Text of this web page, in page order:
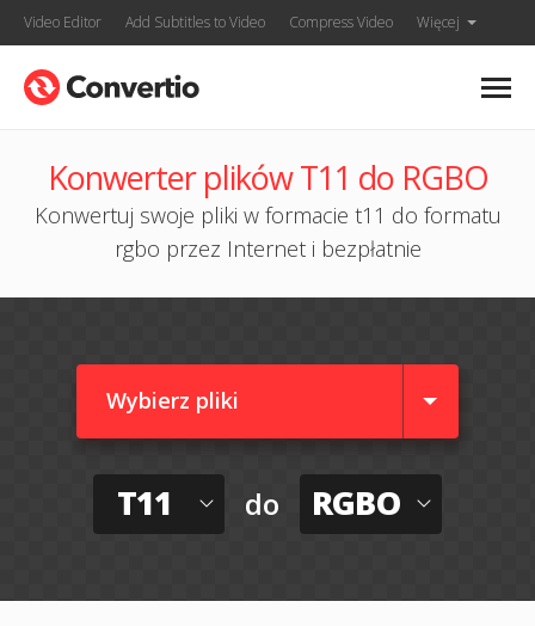
Video Editor Add Subtitles to Video Compress Video Więcej
Konwerter plików T11 do RGBO
Konwertuj swoje pliki w formacie t11 do formatu
rgbo przez Internet i bezpłatnie
Wybierz pliki
T11 do RGBO